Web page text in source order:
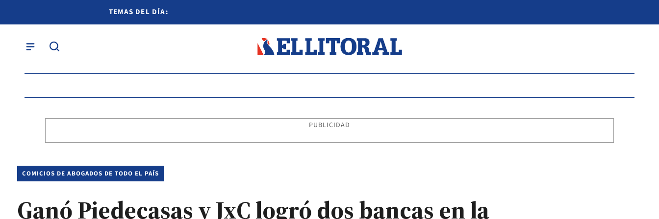
TEMAS DEL DÍA:
PUBLICIDAD
COMICIOS DE ABOGADOS DE TODO EL PAÍS
Ganó Piedecasas y JxC logró dos bancas en la